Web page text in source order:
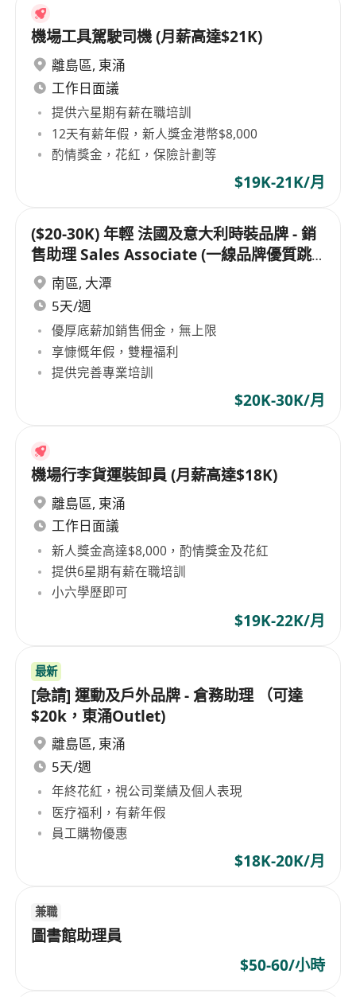
機場工具駕駛司機 (月薪高達$21K)
離島區, 東涌
工作日面議
提供六星期有薪在職培訓
12天有薪年假，新人獎金港幣$8,000
酌情獎金，花紅，保險計劃等
$19K-21K/月
($20-30K) 年輕 法國及意大利時裝品牌 - 銷
售助理 Sales Associate (一線品牌優質跳
板，輕鬆工作環境）
南區, 大潭
5天/週
優厚底薪加銷售佣金，無上限
享慷慨年假，雙糧福利
提供完善專業培訓
$20K-30K/月
機場行李貨運裝卸員 (月薪高達$18K)
離島區, 東涌
工作日面議
新人獎金高達$8,000，酌情獎金及花紅
提供6星期有薪在職培訓
小六學歷即可
$19K-22K/月
最新
[急請] 運動及戶外品牌 - 倉務助理 （可達
$20k，東涌Outlet)
離島區, 東涌
5天/週
年終花紅，視公司業績及個人表現
医疗福利，有薪年假
員工購物優惠
$18K-20K/月
兼職
圖書館助理員
$50-60/小時